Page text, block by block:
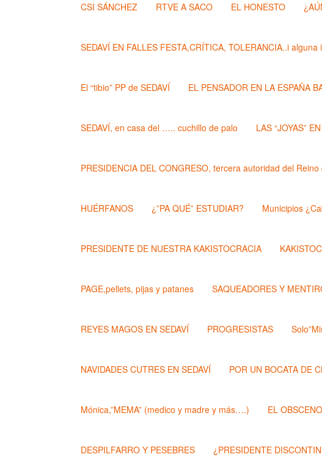
CSI SÁNCHEZ RTVE A SACO EL HONESTO
SEDAVÍ EN FALLES FESTA,CRÍTICA, TOLERANCIA..i
El “tibio” PP de SEDAVÍ EL PENSADOR EN LA ESPAÑA
SEDAVÍ, en casa del ….. cuchillo de palo LAS “JOYAS”
PRESIDENCIA DEL CONGRESO, tercera autoridad del
HUÉRFANOS ¿”PA QUÉ” ESTUDIAR? Municipios
PRESIDENTE DE NUESTRA KAKISTOCRACIA
PAGE,pellets, pijas y patanes SAQUEADORES Y
REYES MAGOS EN SEDAVÍ PROGRESISTAS
NAVIDADES CUTRES EN SEDAVÍ POR UN BOCATA DE
Mónica,”MEMA” (medico y madre y más….) EL
DESPILFARRO Y PESEBRES ¿PRESIDENTE